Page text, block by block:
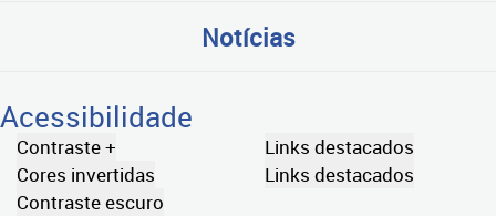
Notícias
Acessibilidade
Contraste +
Cores invertidas
Contraste escuro
Links destacados
Links destacados